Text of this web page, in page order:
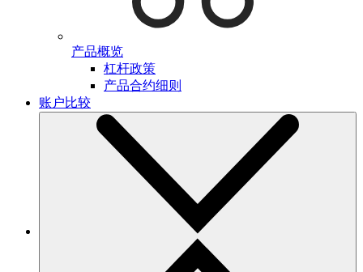
产品概览
杠杆政策
产品合约细则
账户比较